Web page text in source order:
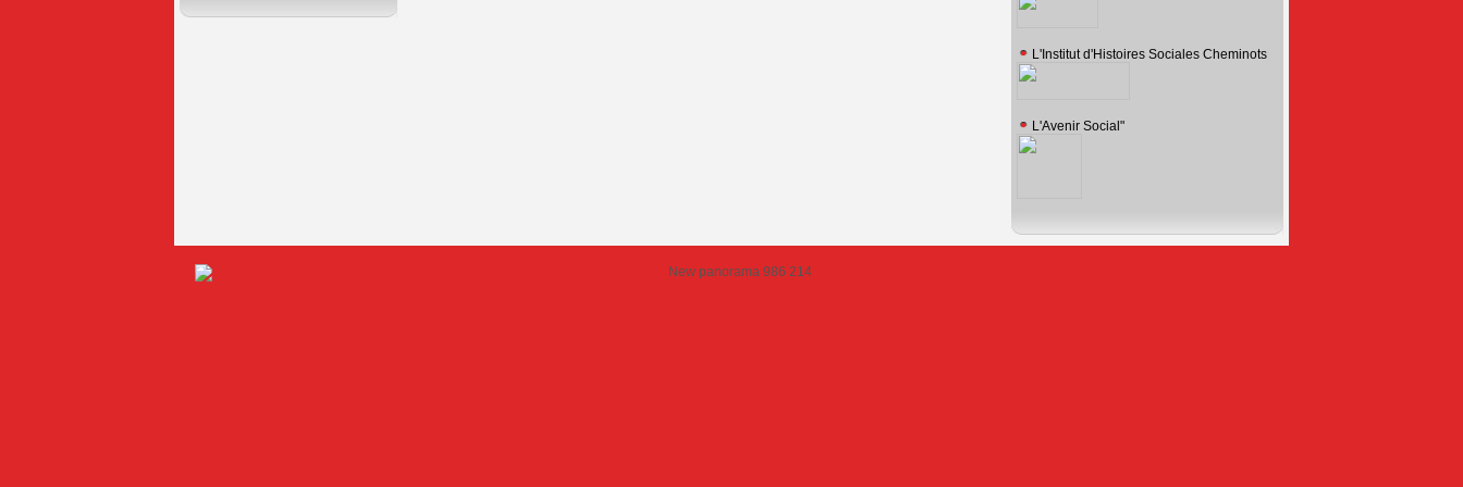
L'Institut d'Histoires Sociales Cheminots
L'Avenir Social"